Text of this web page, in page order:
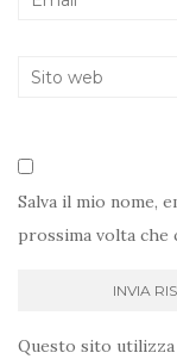
Salva il mio nome,
prossima volta che
Questo sito